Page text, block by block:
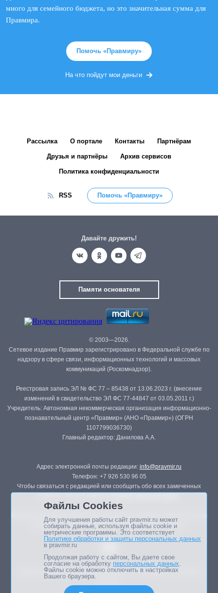
много для семейного бюджета, но это значительная сумма для
Правмира.
Помочь «Правмиру»
На что пойдут мои деньги
Рассылка О портале Контакты Партнёрам
Друзья и партнёры Архив сервисов
Политика конфиденциальности
RSS Помочь «Правмиру»
Давайте дружить!
Памяти основателя
© 2003—2026.
Сетевое издание Правмир зарегистрировано в Федеральной службе по
надзору в сфере связи, информационных технологий и массовых
коммуникаций (Роскомнадзор).
Реестровая запись ЭЛ № ФС 77 – 85438 от 13.06.2023 г. (внесение
изменений в свидетельство ЭЛ ФС 77-44847 от 03.05.2011 г.)
Учредитель: Автономная некоммерческая организация информационно-
познавательный центр «Правмир» (АНО «Правмир») (ОГРН
1107799036730)
Главный редактор: Данилова А.А.
Адрес электронной почты редакции: info@pravmir.ru
Телефон: +7 926 530 96 05
Чтобы связаться с редакцией или сообщить обо всех замеченных
Републикация материалов сайта в печатных изданиях (книгах, прессе)
возможна только с письменного разрешения редакции.
Мнение авторов статей портала может не совпадать с позицией
Файлы Cookies
Для улучшения работы сайт pravmir.ru может
собирать данные, используя файлы cookie и
метрические программы. Это соответствует
Политике обработки и защиты персональных данных
в pravmir.ru
Продолжая работу с сайтом, Вы даете свое
согласие на обработку персональных данных.
Файлы cookie можно отключить в настройках
Вашего браузера.